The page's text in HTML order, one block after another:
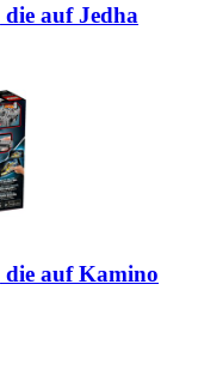
auf Jedha
die auf Kamino